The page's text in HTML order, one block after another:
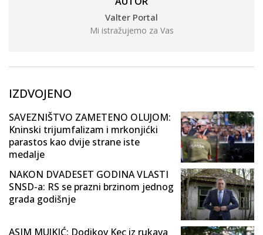
Valter Portal
Mi istražujemo za Vas
IZDVOJENO
SAVEZNIŠTVO ZAMETENO OLUJOM:
Kninski trijumfalizam i mrkonjićki
parastos kao dvije strane iste
medalje
NAKON DVADESET GODINA VLASTI
SNSD-a: RS se prazni brzinom jednog
grada godišnje
ASIM MUJKIĆ: Dodikov Kec iz rukava